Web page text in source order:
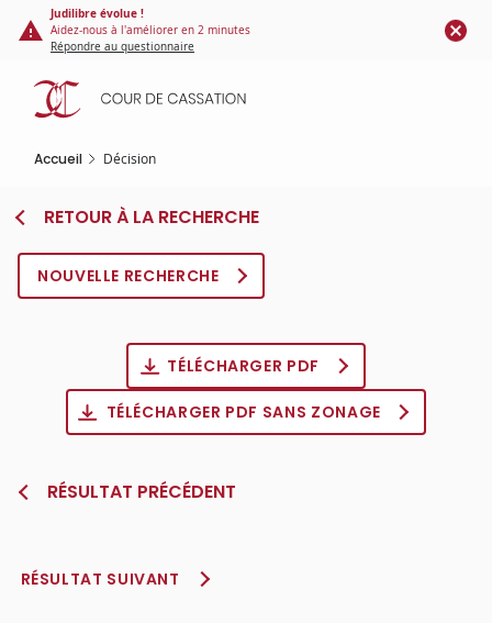
Panneau de gestion des cookies
contenu
principal
Judilibre évolue !
Aidez-nous à l'améliorer en 2 minutes
Répondre au questionnaire
Accueil Décision
RETOUR À LA RECHERCHE
NOUVELLE RECHERCHE
TÉLÉCHARGER PDF
TÉLÉCHARGER PDF SANS ZONAGE
RÉSULTAT PRÉCÉDENT
RÉSULTAT SUIVANT